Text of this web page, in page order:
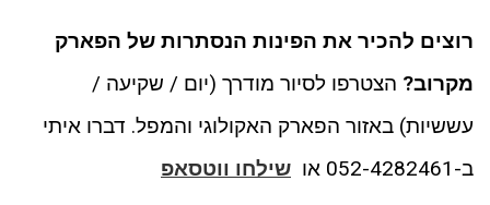
רוצים להכיר את הפינות הנסתרות של הפארק
מקרוב? הצטרפו לסיור מודרך (יום / שקיעה /
עששיות) באזור הפארק האקולוגי והמפל. דברו איתי
ב-052-4282461 או
שילחו ווטסאפ